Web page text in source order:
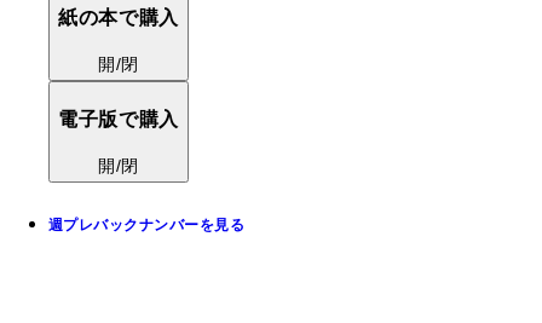
紙の本で購入
開/閉
電子版で購入
開/閉
週プレバックナンバーを見る